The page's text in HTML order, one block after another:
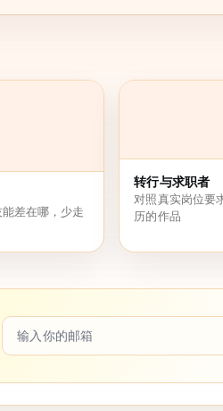
差在哪，少走
转行与求职者
对照真实岗位要
历的作品